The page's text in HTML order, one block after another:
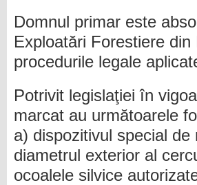
Domnul primar este
Exploatări Forestiere
procedurile legale
Potrivit legislaţiei în
marcat au următoarele
a) dispozitivul special
diametrul exterior al
ocoalele silvice